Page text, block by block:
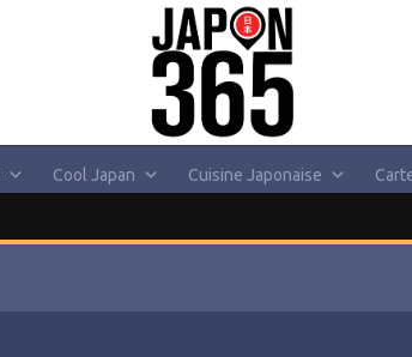
Cool Japan Cuisine Japonaise